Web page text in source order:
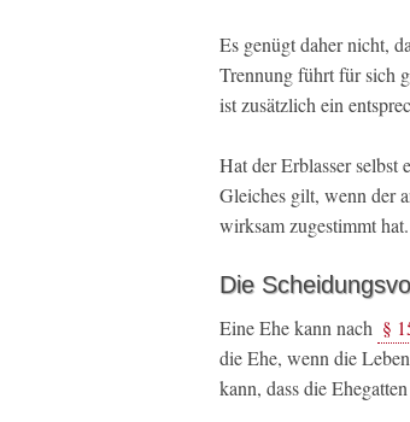
Es genügt daher nicht,
Trennung führt für sich
ist zusätzlich ein
Hat der Erblasser selbst
Gleiches gilt, wenn der
wirksam zugestimmt hat.
Die
Eine Ehe kann nach §
die Ehe, wenn die
kann, dass die